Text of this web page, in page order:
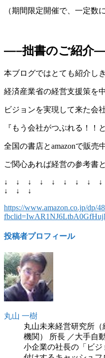
（期間限定開催で、一定数
—–拙書のご紹介
本ブログではとても紹介し
経済産業省の経営支援策を
ビジョンを実現して来た会
『もう会社がつぶれる！！
全国の書店とamazonで販売
ご関心あれば経営の参考書
↓ ↓ ↓ ↓ ↓ ↓ ↓ ↓
↓ ↓ ↓
https://www.amazon.co.jp/dp/
投稿者プロフィール
丸山 一樹
丸山未来経営研究所
機関） 所長 ／大手自
小企業の社長の「ビ